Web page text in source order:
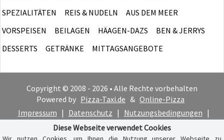
SPEZIALITÄTEN
REIS & NUDELN
AUS DEM MEER
VORSPEISEN
BEILAGEN HÄAGEN-DAZS
BEN & JERRYS
DESSERTS
GETRÄNKE MITTAGSANGEBOTE
Copyright © 2008 - 2026 • Alle Rechte vorbehalten
Powered by Pizza-Taxi.de & Online-Pizza
Impressum | Datenschutz | Nutzungsbedingungen |
Cookie-Hinweis
Diese Webseite verwendet Cookies